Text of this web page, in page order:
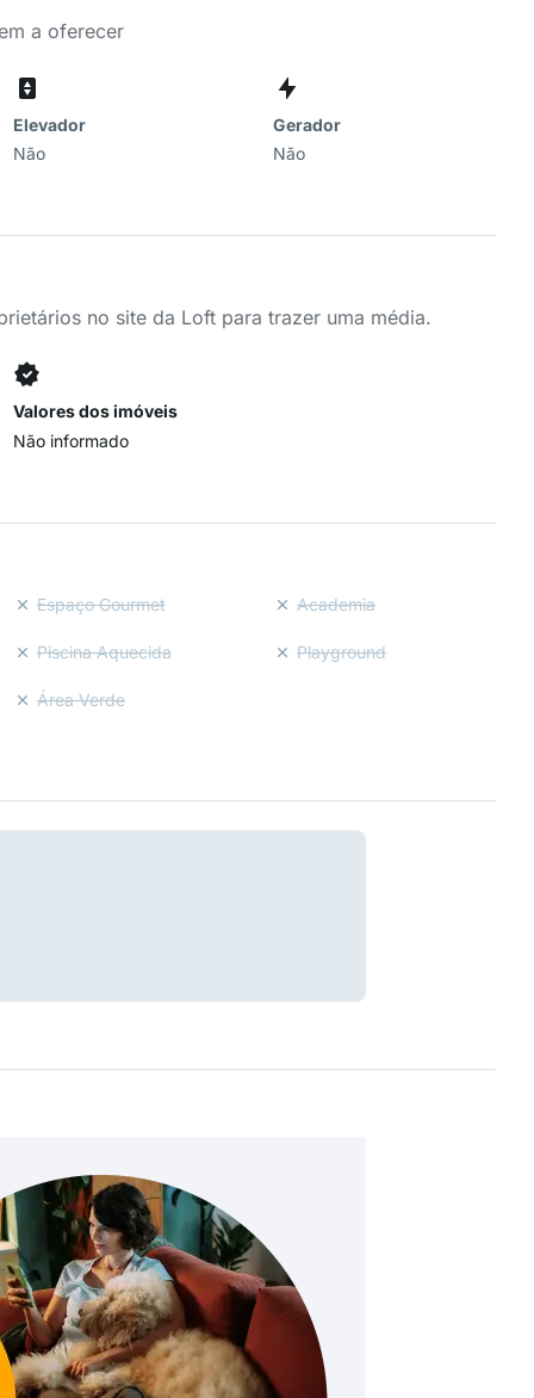
a oferecer
Elevador
Não
Gerador
Não
no site da Loft para trazer uma média.
Valores dos imóveis
Não informado
Espaço Gourmet Academia
Piscina Aquecida Playground
Área Verde